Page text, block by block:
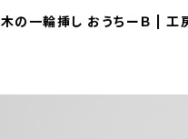
木の一輪挿し おうちーＢ | 工